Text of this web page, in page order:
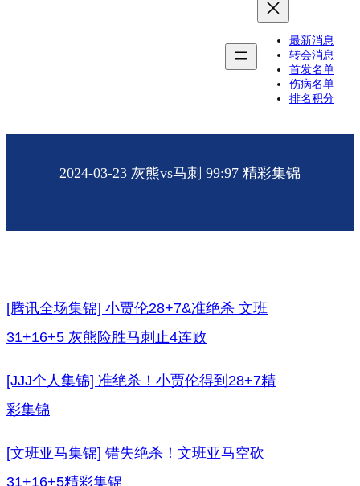
最新消息
转会消息
首发名单
伤病名单
排名积分
2024-03-23 灰熊vs马刺 99:97 精彩集锦
[腾讯全场集锦] 小贾伦28+7&准绝杀 文班
31+16+5 灰熊险胜马刺止4连败
[JJJ个人集锦] 准绝杀！小贾伦得到28+7精
彩集锦
[文班亚马集锦] 错失绝杀！文班亚马空砍
31+16+5精彩集锦